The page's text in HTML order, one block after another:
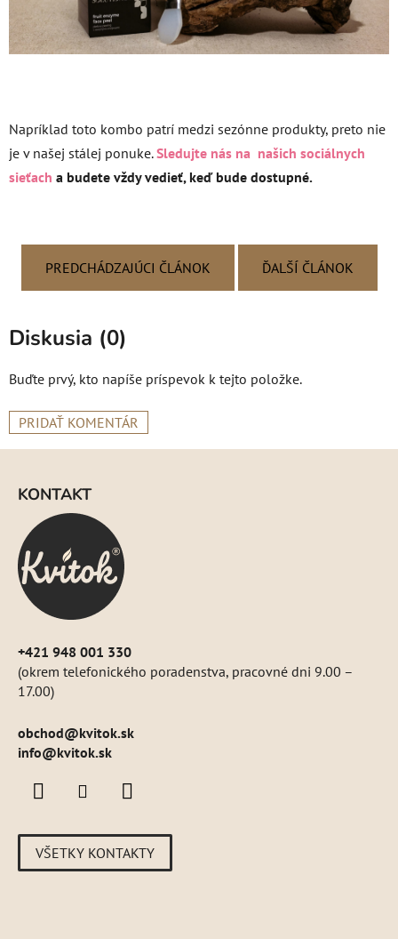
Napríklad toto kombo patrí medzi sezónne produkty, preto nie
je v našej stálej ponuke. Sledujte nás na našich sociálnych
sieťach a budete vždy vedieť, keď bude dostupné.
PREDCHÁDZAJÚCI ČLÁNOK ĎALŠÍ ČLÁNOK
Diskusia (0)
Buďte prvý, kto napíše príspevok k tejto položke.
PRIDAŤ KOMENTÁR
KONTAKT
+421 948 001 330
(okrem telefonického poradenstva, pracovné dni 9.00 –
17.00)
obchod@kvitok.sk
info@kvitok.sk
VŠETKY KONTAKTY